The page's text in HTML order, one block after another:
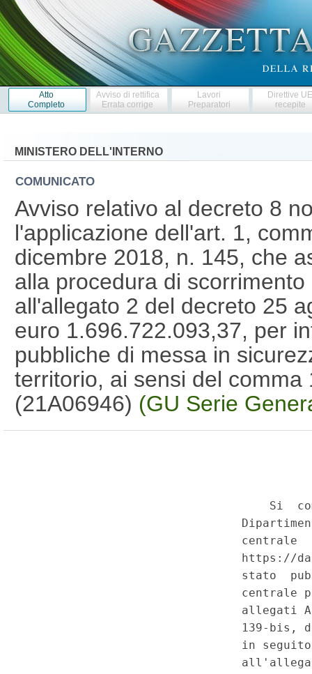
Atto
Completo
Avviso di rettifica
Errata corrige
Lavori
Preparatori
Direttive
recepite
MINISTERO DELL'INTERNO
COMUNICATO
Avviso relativo al decreto 8
l'applicazione dell'art. 1,
dicembre 2018, n. 145, che
alla procedura di
all'allegato 2 del decreto 25
euro 1.696.722.093,37, per
pubbliche di messa in
territorio, ai sensi del
(21A06946) (GU Serie